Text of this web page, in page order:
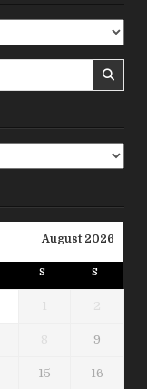
August 2026
S S
1 2
8 9
15 16